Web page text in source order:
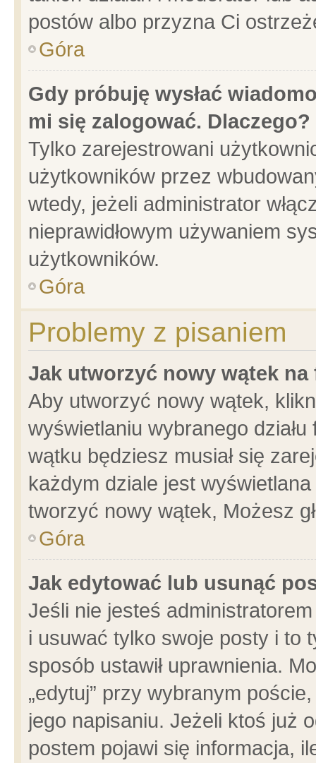
postów albo przyzna Ci
Góra
Gdy próbuję wysłać
mi się zalogować. Dlaczego?
Tylko zarejestrowani
użytkowników przez
wtedy, jeżeli administrator
nieprawidłowym używaniem
użytkowników.
Góra
Problemy z pisaniem
Jak utworzyć nowy wątek na
Aby utworzyć nowy wątek,
wyświetlaniu wybranego
wątku będziesz musiał się
każdym dziale jest
tworzyć nowy wątek, Możesz
Góra
Jak edytować lub usunąć
Jeśli nie jesteś
i usuwać tylko swoje posty i to
sposób ustawił uprawnienia.
„edytuj” przy wybranym
jego napisaniu. Jeżeli ktoś już
postem pojawi się informacja,